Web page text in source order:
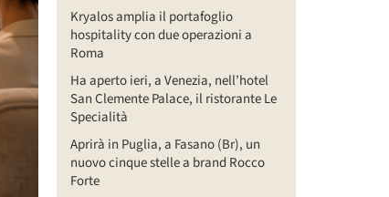
Kryalos amplia il portafoglio
hospitality con due operazioni a
Roma
Ha aperto ieri, a Venezia, nell’hotel
San Clemente Palace, il ristorante Le
Specialità
Aprirà in Puglia, a Fasano (Br), un
nuovo cinque stelle a brand Rocco
Forte